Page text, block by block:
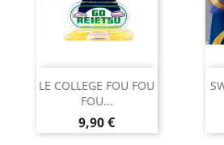
LE COLLEGE FOU FOU
FOU...
Prix
9,90 €